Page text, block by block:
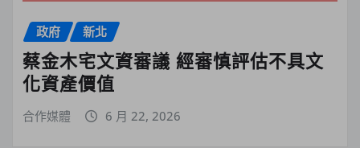
政府 新北
蔡金木宅文資審議 經審慎評估不具文
化資產價值
合作媒體 6 月 22, 2026